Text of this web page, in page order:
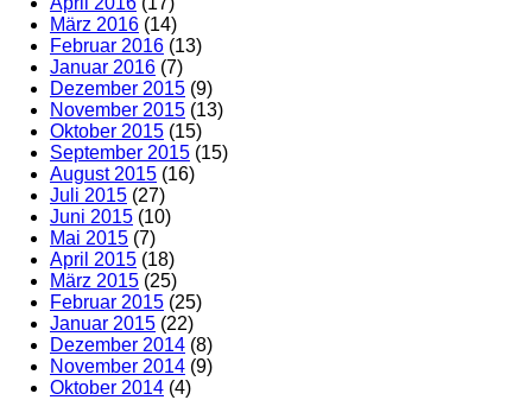
März 2016 (14)
Februar 2016 (13)
Januar 2016 (7)
Dezember 2015 (9)
November 2015 (13)
Oktober 2015 (15)
September 2015 (15)
August 2015 (16)
Juli 2015 (27)
Juni 2015 (10)
Mai 2015 (7)
April 2015 (18)
März 2015 (25)
Februar 2015 (25)
Januar 2015 (22)
Dezember 2014 (8)
November 2014 (9)
Oktober 2014 (4)